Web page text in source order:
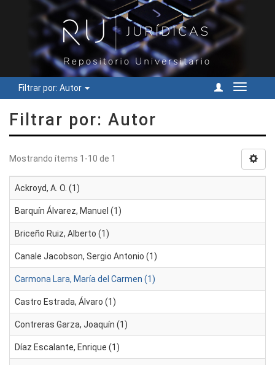
Filtrar por: Autor
Cambiar
Filtrar por: Autor
Mostrando ítems 1-10 de 1
Ackroyd, A. O. (1)
Barquín Álvarez, Manuel (1)
Briceño Ruiz, Alberto (1)
Canale Jacobson, Sergio Antonio (1)
Carmona Lara, María del Carmen (1)
Castro Estrada, Álvaro (1)
Contreras Garza, Joaquín (1)
Díaz Escalante, Enrique (1)